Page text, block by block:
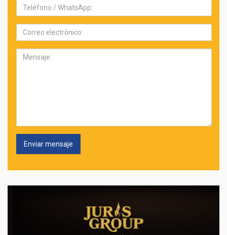
Teléfono:
Correo
electrónico:
Mensaje: